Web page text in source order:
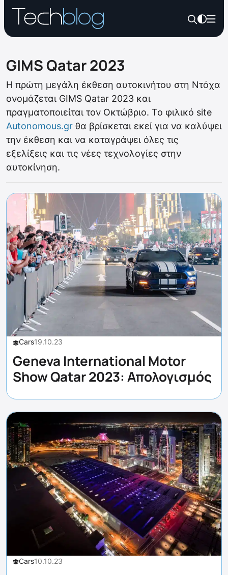
GIMS Qatar 2023
Η πρώτη μεγάλη έκθεση αυτοκινήτου στη Ντόχα
ονομάζεται GIMS Qatar 2023 και
πραγματοποιείται τον Οκτώβριο. Το φιλικό site
Autonomous.gr θα βρίσκεται εκεί για να καλύψει
την έκθεση και να καταγράψει όλες τις
εξελίξεις και τις νέες τεχνολογίες στην
αυτοκίνηση.
Cars19.10.23
Geneva International Motor
Show Qatar 2023: Απολογισμός
Cars10.10.23